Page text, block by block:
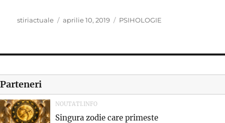
Author
stiriactuale
Posted
aprilie 10, 2019 Categories
PSIHOLOGIE
Parteneri
NOUTATI.INFO
Singura zodie care primeste